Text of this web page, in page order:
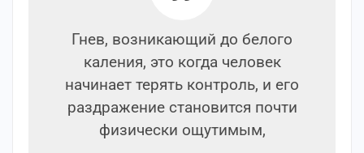
Гнев, возникающий до белого
каления, это когда человек
начинает терять контроль, и его
раздражение становится почти
физически ощутимым,